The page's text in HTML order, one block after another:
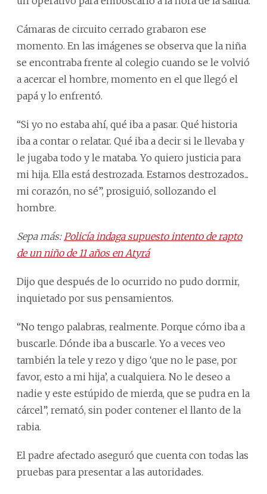
Cámaras de circuito cerrado grabaron ese
momento. En las imágenes se observa que la niña
se encontraba frente al colegio cuando se le volvió
a acercar el hombre, momento en el que llegó el
papá y lo enfrentó.
“Si yo no estaba ahí, qué iba a pasar. Qué historia
iba a contar o relatar. Qué iba a decir si le llevaba y
le jugaba todo y le mataba. Yo quiero justicia para
mi hija. Ella está destrozada. Estamos destrozados...
mi corazón, no sé”, prosiguió, sollozando el
hombre.
Sepa más:Policía indaga supuesto intento de rapto
de un niño de 11 años en Atyrá
Dijo que después de lo ocurrido no pudo dormir,
inquietado por sus pensamientos.
“No tengo palabras, realmente. Porque cómo iba a
buscarle. Dónde iba a buscarle. Yo a veces veo
también la tele y rezo y digo ‘que no le pase, por
favor, esto a mi hija’, a cualquiera. No le deseo a
nadie y este estúpido de mierda, que se pudra en la
cárcel”, remató, sin poder contener el llanto de la
rabia.
El padre afectado aseguró que cuenta con todas las
pruebas para presentar a las autoridades.